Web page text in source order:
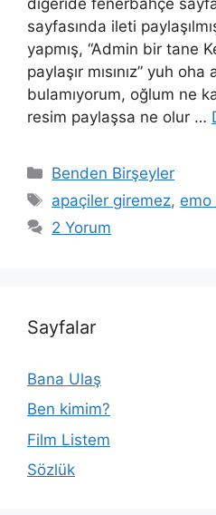
sayfasında ileti
yapmış, “Admin bir tane
paylaşır mısınız” yuh
bulamıyorum, oğlum ne
resim paylaşsa ne olur …
Kategoriler
Benden Birşeyler
Etiketler
apaçiler giremez, emo
2 Yorum
Sayfalar
Bana Ulaş
Ben kimim?
Film Listem
Sözlük